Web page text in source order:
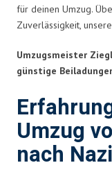
für deinen Umzug.
Zuverlässigkeit,
Umzugsmeister
günstige
Umzug
nach